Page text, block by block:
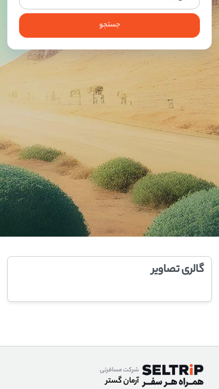
جستجو
گالری تصاویر
شرکت مسافرتی
آرمان گستر